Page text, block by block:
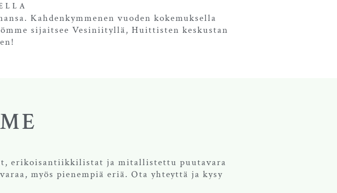
Kahdenkymmenen vuoden kokemuksella
sijaitsee Vesiniityllä, Huittisten keskustan
erikoisantiikkilistat ja mitallistettu puutavara
myös pienempiä eriä. Ota yhteyttä ja kysy